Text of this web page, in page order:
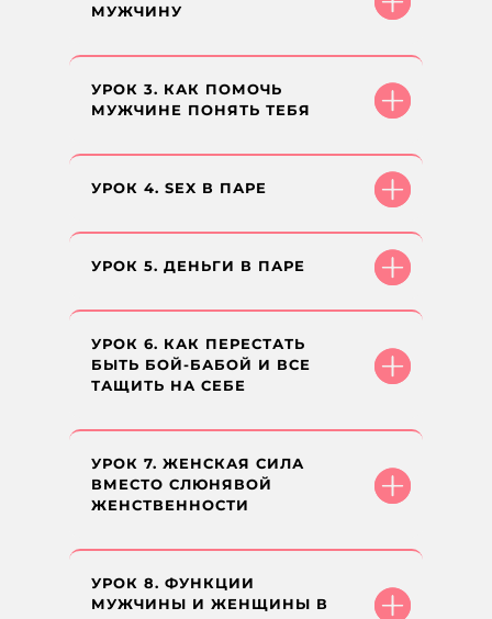
МУЖЧИНУ
УРОК 3. КАК ПОМОЧЬ
МУЖЧИНЕ ПОНЯТЬ ТЕБЯ
УРОК 4. SEX В ПАРЕ
УРОК 5. ДЕНЬГИ В ПАРЕ
УРОК 6. КАК ПЕРЕСТАТЬ
БЫТЬ БОЙ-БАБОЙ И ВСЕ
ТАЩИТЬ НА СЕБЕ
УРОК 7. ЖЕНСКАЯ СИЛА
ВМЕСТО СЛЮНЯВОЙ
ЖЕНСТВЕННОСТИ
УРОК 8. ФУНКЦИИ
МУЖЧИНЫ И ЖЕНЩИНЫ В